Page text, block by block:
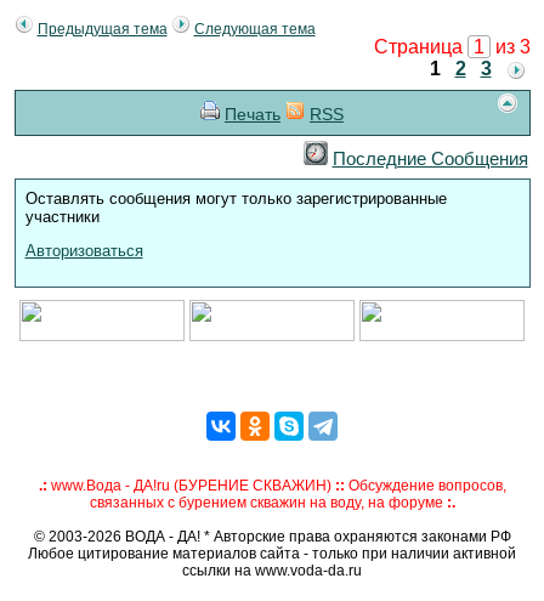
Предыдущая тема Следующая тема
Страница 1
из 3
1
2 3
Печать RSS
Последние Сообщения
Оставлять сообщения могут только зарегистрированные
участники
Авторизоваться
.: www.Вода - ДА!ru (БУРЕНИЕ СКВАЖИН) :: Обсуждение вопросов,
связанных с бурением скважин на воду, на форуме :.
© 2003-2026 ВОДА - ДА! * Авторские права охраняются законами РФ
Любое цитирование материалов сайта - только при наличии активной
ссылки на www.voda-da.ru